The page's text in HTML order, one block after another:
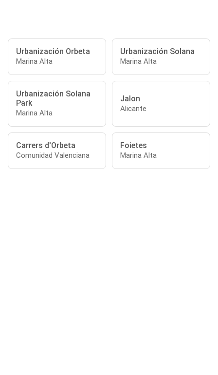
Urbanización Orbeta
Marina Alta
Urbanización Solana
Marina Alta
Urbanización Solana
Park
Marina Alta
Jalon
Alicante
Carrers d'Orbeta
Comunidad Valenciana
Foietes
Marina Alta